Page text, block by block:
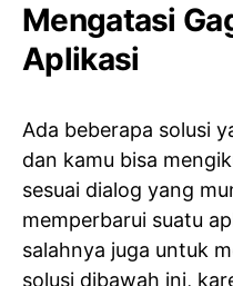
Mengatasi
Aplikasi
Ada beberapa solusi
dan kamu bisa
sesuai dialog yang
memperbarui suatu
salahnya juga untuk
solusi dibawah ini,